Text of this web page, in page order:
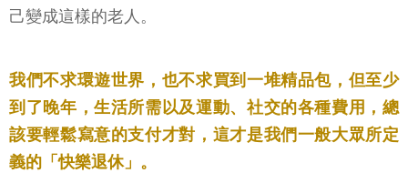
己變成這樣的老人。
我們不求環遊世界，也不求買到一堆精品包，但至少
到了晚年，生活所需以及運動、社交的各種費用，總
該要輕鬆寫意的支付才對，這才是我們一般大眾所定
義的「快樂退休」。